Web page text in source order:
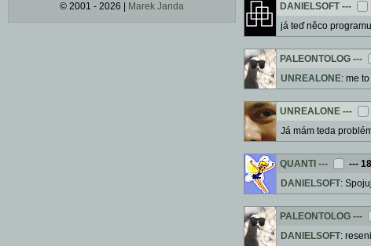
© 2001 - 2026 | Marek Janda DANIELSOFT ---
já teď něco
PALEONTOLOG ---
UNREALONE: me
UNREALONE ---
Já mám teda
QUANTI --- ---
DANIELSOFT:
PALEONTOLOG ---
DANIELSOFT: